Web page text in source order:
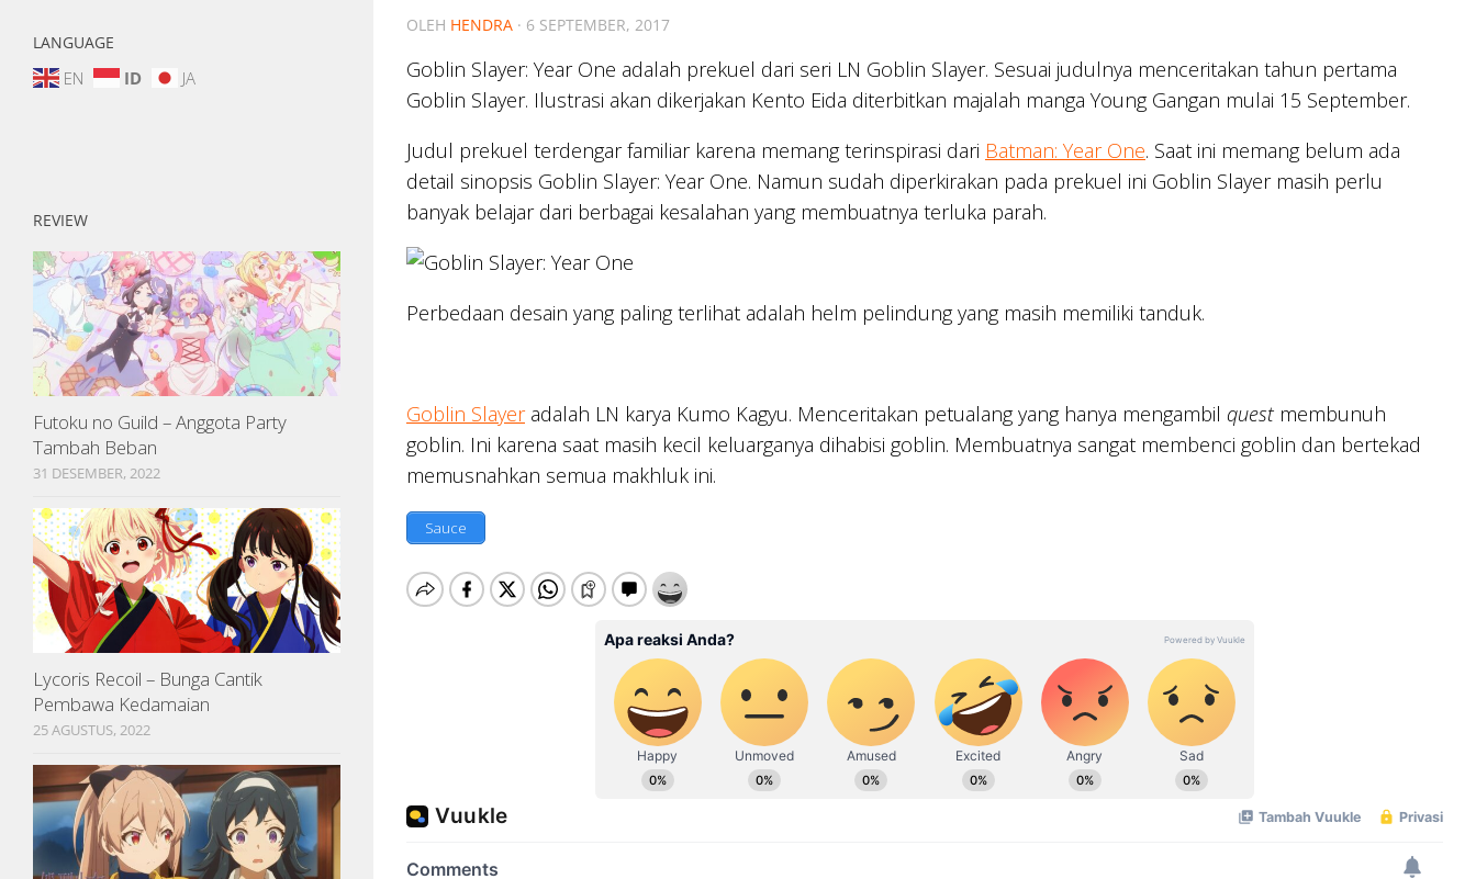
OLEH HENDRA · 6 SEPTEMBER, 2017
Goblin Slayer: Year One adalah prekuel dari seri LN Goblin Slayer. Sesuai judulnya menceritakan tahun pertama
Goblin Slayer. Ilustrasi akan dikerjakan Kento Eida diterbitkan majalah manga Young Gangan mulai 15 September.
Judul prekuel terdengar familiar karena memang terinspirasi dari Batman: Year One. Saat ini memang belum ada
detail sinopsis Goblin Slayer: Year One. Namun sudah diperkirakan pada prekuel ini Goblin Slayer masih perlu
banyak belajar dari berbagai kesalahan yang membuatnya terluka parah.
Perbedaan desain yang paling terlihat adalah helm pelindung yang masih memiliki tanduk.
Goblin Slayeradalah LN karya Kumo Kagyu. Menceritakan petualang yang hanya mengambil quest membunuh
goblin. Ini karena saat masih kecil keluarganya dihabisi goblin. Membuatnya sangat membenci goblin dan bertekad
memusnahkan semua makhluk ini.
Sauce
LANGUAGE
EN ID JA
REVIEW
Futoku no Guild – Anggota Party
Tambah Beban
31 DESEMBER, 2022
Lycoris Recoil – Bunga Cantik
Pembawa Kedamaian
25 AGUSTUS, 2022